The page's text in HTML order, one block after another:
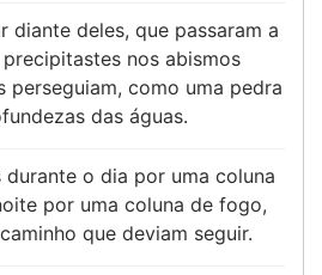
diante deles, que passaram a
nos abismos
perseguiam, como uma pedra
das águas.
durante o dia por uma coluna
por uma coluna de fogo,
que deviam seguir.